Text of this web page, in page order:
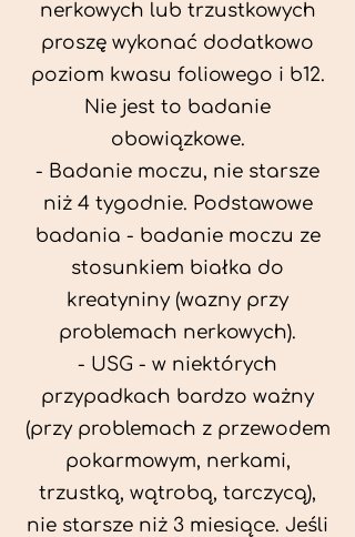
nerkowych lub trzustkowych
proszę wykonać dodatkowo
poziom kwasu foliowego i b12.
Nie jest to badanie
obowiązkowe.
- Badanie moczu, nie starsze
niż 4 tygodnie. Podstawowe
badania - badanie moczu ze
stosunkiem białka do
kreatyniny (wazny przy
problemach nerkowych).
- USG - w niektórych
przypadkach bardzo ważny
(przy problemach z przewodem
pokarmowym, nerkami,
trzustką, wątrobą, tarczycą),
nie starsze niż 3 miesiące. Jeśli